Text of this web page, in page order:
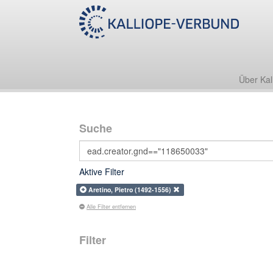
Über
Suche
Aktive Filter
Aretino, Pietro (1492-1556)
Alle Filter entfernen
Filter